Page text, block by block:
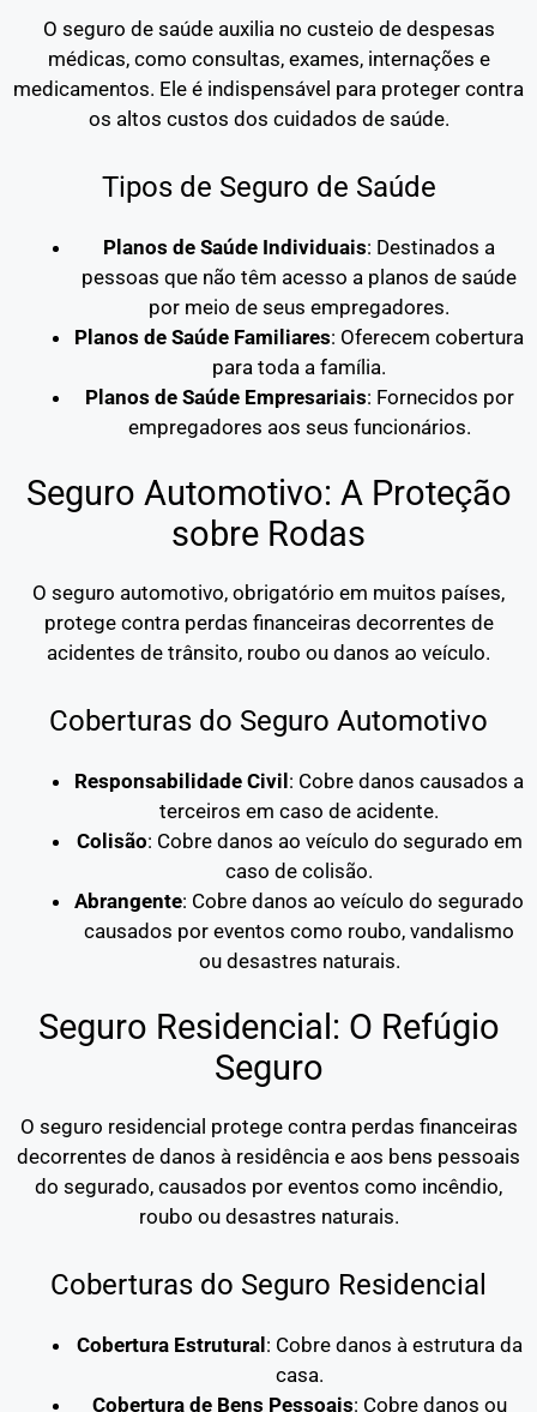
O seguro de saúde auxilia no custeio de despesas
médicas, como consultas, exames, internações e
medicamentos. Ele é indispensável para proteger contra
os altos custos dos cuidados de saúde.
Tipos de Seguro de Saúde
Planos de Saúde Individuais: Destinados a
pessoas que não têm acesso a planos de saúde
por meio de seus empregadores.
Planos de Saúde Familiares: Oferecem cobertura
para toda a família.
Planos de Saúde Empresariais: Fornecidos por
empregadores aos seus funcionários.
Seguro Automotivo: A Proteção
sobre Rodas
O seguro automotivo, obrigatório em muitos países,
protege contra perdas financeiras decorrentes de
acidentes de trânsito, roubo ou danos ao veículo.
Coberturas do Seguro Automotivo
Responsabilidade Civil: Cobre danos causados a
terceiros em caso de acidente.
Colisão: Cobre danos ao veículo do segurado em
caso de colisão.
Abrangente: Cobre danos ao veículo do segurado
causados por eventos como roubo, vandalismo
ou desastres naturais.
Seguro Residencial: O Refúgio
Seguro
O seguro residencial protege contra perdas financeiras
decorrentes de danos à residência e aos bens pessoais
do segurado, causados por eventos como incêndio,
roubo ou desastres naturais.
Coberturas do Seguro Residencial
Cobertura Estrutural: Cobre danos à estrutura da
casa.
Cobertura de Bens Pessoais: Cobre danos ou